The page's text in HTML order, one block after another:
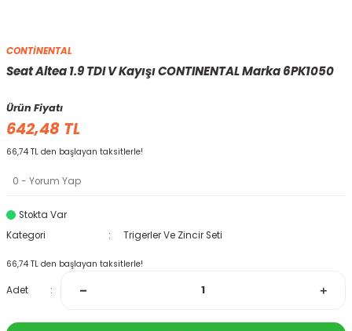
CONTİNENTAL
Seat Altea 1.9 TDI V Kayışı CONTINENTAL Marka 6PK1050
Ürün Fiyatı
642,48 TL
66,74 TL den başlayan taksitlerle!
0 - Yorum Yap
Stokta Var
Kategori
Trigerler Ve Zincir Seti
66,74 TL den başlayan taksitlerle!
Adet